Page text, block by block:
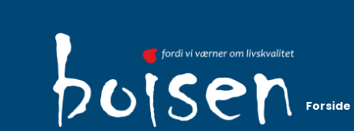
Forside